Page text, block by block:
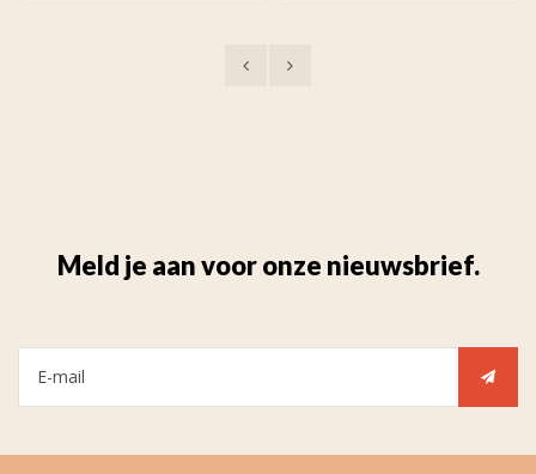
Meld je aan voor onze nieuwsbrief.